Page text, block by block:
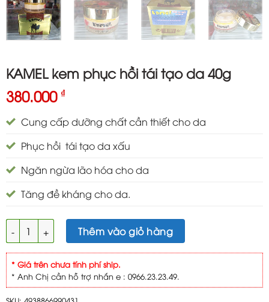
KAMEL kem phục hồi tái tạo da 40g
380.000 ₫
Cung cấp dưỡng chất cần thiết cho da
Phục hồi tái tạo da xấu
Ngăn ngừa lão hóa cho da
Tăng đề kháng cho da.
KAMEL kem phục hồi tái tạo da 40g số lượng
Thêm vào giỏ hàng
* Giá trên chưa tính phí ship.
* Anh Chị cần hỗ trợ nhắn e : 0966.23.23.49.